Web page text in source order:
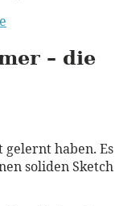
– die
haben. Es
soliden Sketch